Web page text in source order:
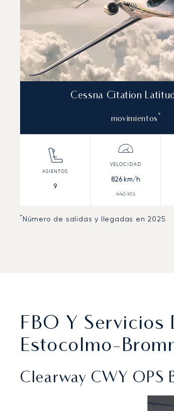
Cessna Citation
movimientos *
9
826km/h
446 kts
*Número de salidas y llegadas en 2025
FBO Y Servicios
Estocolmo-
Clearway CWY OPS